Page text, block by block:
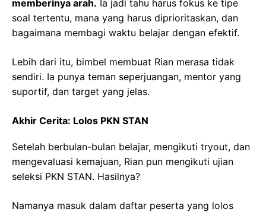
memberinya arah. Ia jadi tahu harus fokus ke tipe
soal tertentu, mana yang harus diprioritaskan, dan
bagaimana membagi waktu belajar dengan efektif.
Lebih dari itu, bimbel membuat Rian merasa tidak
sendiri. Ia punya teman seperjuangan, mentor yang
suportif, dan target yang jelas.
Akhir Cerita: Lolos PKN STAN
Setelah berbulan-bulan belajar, mengikuti tryout, dan
mengevaluasi kemajuan, Rian pun mengikuti ujian
seleksi PKN STAN. Hasilnya?
Namanya masuk dalam daftar peserta yang lolos